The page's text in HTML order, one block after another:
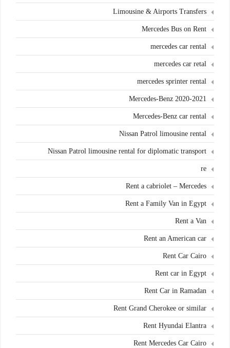
Limousine & Airports Transfers
Mercedes Bus on Rent
mercedes car rental
mercedes car retal
mercedes sprinter rental
Mercedes-Benz 2020-2021
Mercedes-Benz car rental
Nissan Patrol limousine rental
Nissan Patrol limousine rental for diplomatic transport
re
Rent a cabriolet – Mercedes
Rent a Family Van in Egypt
Rent a Van
Rent an American car
Rent Car Cairo
Rent car in Egypt
Rent Car in Ramadan
Rent Grand Cherokee or similar
Rent Hyundai Elantra
Rent Mercedes Car Cairo